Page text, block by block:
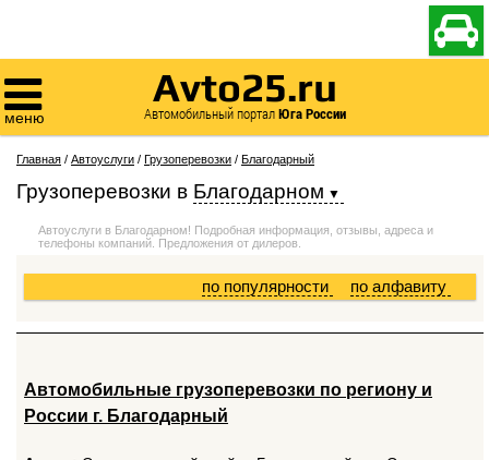


меню
Avto25.ru
Автомобильный порталЮга России
Главная / Автоуслуги / Грузоперевозки / Благодарный
Грузоперевозки в Благодарном
Автоуслуги в Благодарном! Подробная информация, отзывы, адреса и
телефоны компаний. Предложения от дилеров.
по алфавиту
по популярности
Автомобильные грузоперевозки по региону и
России г. Благодарный